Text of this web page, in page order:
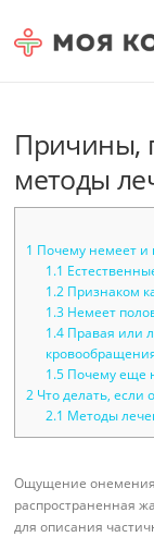
Причины,
методы
1 Почему немеет и
1.1
1.2Признаком
1.3Немеет
1.4Правая или
1.5Почему еще
2 Что делать, если
2.1 Методы
Ощущение онемения
распространенная
для описания